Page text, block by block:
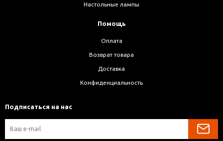
Настольные лампы
Помощь
Оплата
Возврат товара
Доставка
Конфиденциальность
Подписаться на нас